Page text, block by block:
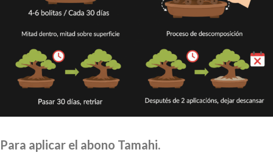
Para aplicar el abono Tamahi.